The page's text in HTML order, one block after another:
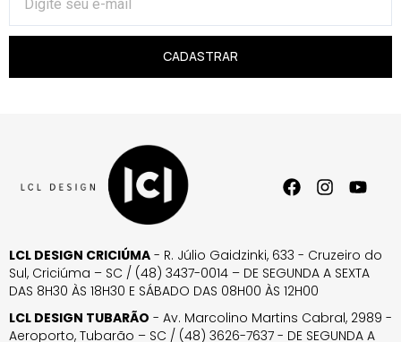
CADASTRAR
LCL DESIGN CRICIÚMA - R. Júlio Gaidzinki, 633 - Cruzeiro do
Sul, Criciúma – SC / (48) 3437-0014 – DE SEGUNDA A SEXTA
DAS 8H30 ÀS 18H30 E SÁBADO DAS 08H00 ÀS 12H00
LCL DESIGN TUBARÃO - Av. Marcolino Martins Cabral, 2989 -
Aeroporto, Tubarão – SC / (48) 3626-7637 - DE SEGUNDA A